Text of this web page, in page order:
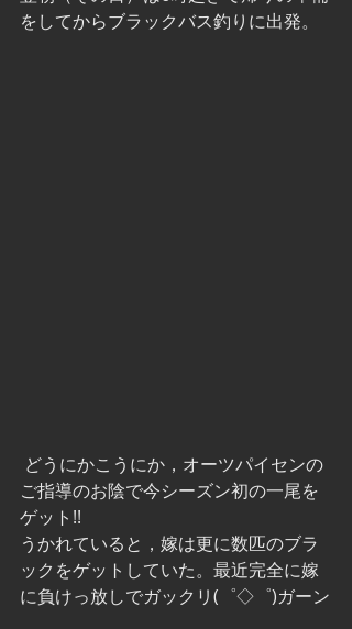
をしてからブラックバス釣りに出発。
ご指導のお陰で今シーズン初の一尾を
ゲット!!
うかれていると，嫁は更に数匹のブラ
ックをゲットしていた。最近完全に嫁
に負けっ放しでガックリ(゜◇゜)ガーン